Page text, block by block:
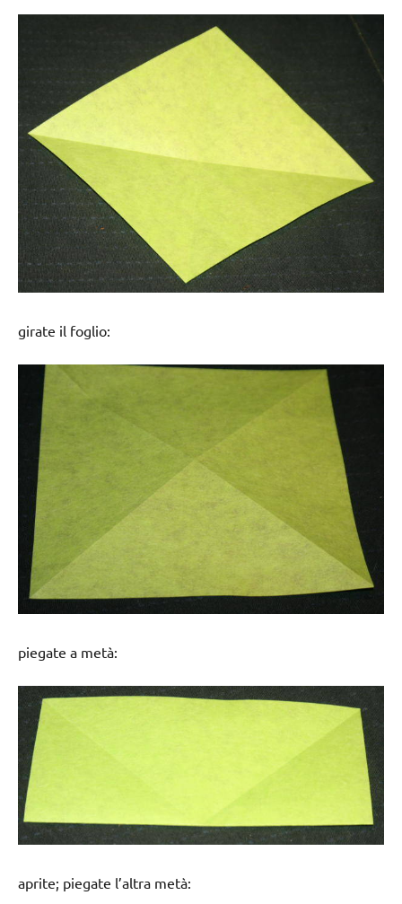
girate il foglio:
piegate a metà:
aprite; piegate l’altra metà: